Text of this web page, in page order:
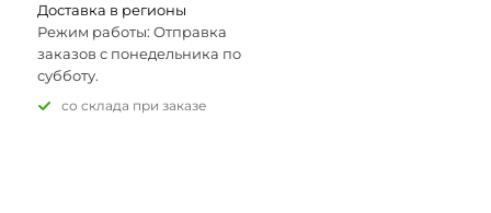
Доставка в регионы
Режим работы: Отправка
заказов с понедельника по
субботу.
Со склада при заказе